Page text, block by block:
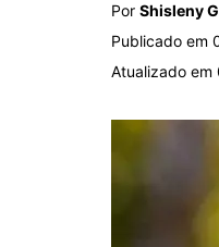
Por Shisleny
Publicado em
Atualizado